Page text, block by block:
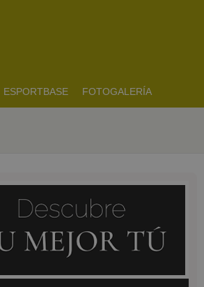
ESPORTBASE FOTOGALERÍA